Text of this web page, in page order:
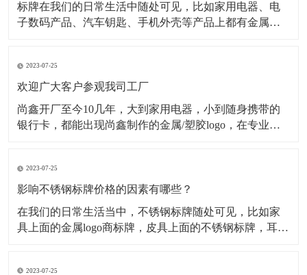
标牌在我们的日常生活中随处可见，比如家用电器、电
子数码产品、汽车钥匙、手机外壳等产品上都有金属标
锈钢材质、铝合金材质、金属纯镍材质、锌合金材质
等，今天小编主要为大家介绍不锈钢铭牌和铝标牌有哪
些不一样。一、
2023-07-25
欢迎广大客户参观我司工厂
尚鑫开厂至今10几年，大到家用电器，小到随身携带的
银行卡，都能出现尚鑫制作的金属/塑胶logo，在专业的
作的客户审厂的日子，他们一行有5人，这5人分工明
确，各自审核自己负责的部分
2023-07-25
影响不锈钢标牌价格的因素有哪些？
​在我们的日常生活当中，不锈钢标牌随处可见，比如家
具上面的金属logo商标牌，皮具上面的不锈钢标牌，耳机
2023-07-25